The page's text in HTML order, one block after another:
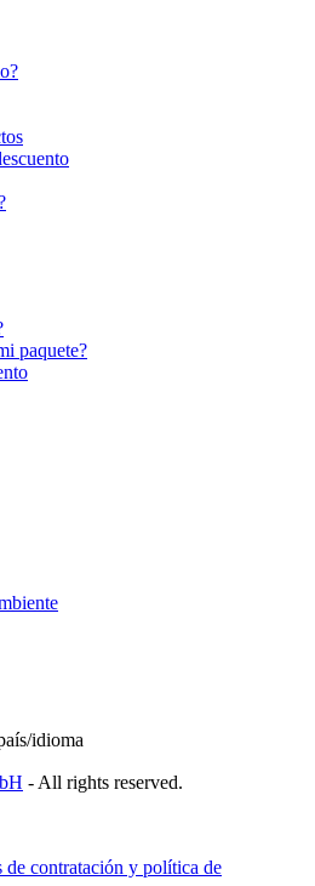
paquete?
idioma
- All rights reserved.
de contratación y política de